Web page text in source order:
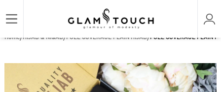
Home/HIJAB & NIQAB/FULL COVERAGE PLAIN HIJAB/FULL COVERAGE PLAIN